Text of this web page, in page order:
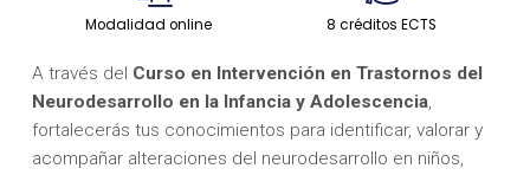
Modalidad online 8 créditos ECTS
A través del Curso en Intervención en Trastornos del
Neurodesarrollo en la Infancia y Adolescencia,
fortalecerás tus conocimientos para identificar, valorar y
acompañar alteraciones del neurodesarrollo en niños,